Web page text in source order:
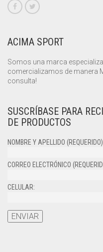
ACIMA SPORT
Somos una marca
comercializamos de manera
consulta!
SUSCRÍBASE PARA
DE PRODUCTOS
NOMBRE Y APELLIDO (REQUERIDO)
CORREO ELECTRÓNICO
CELULAR: